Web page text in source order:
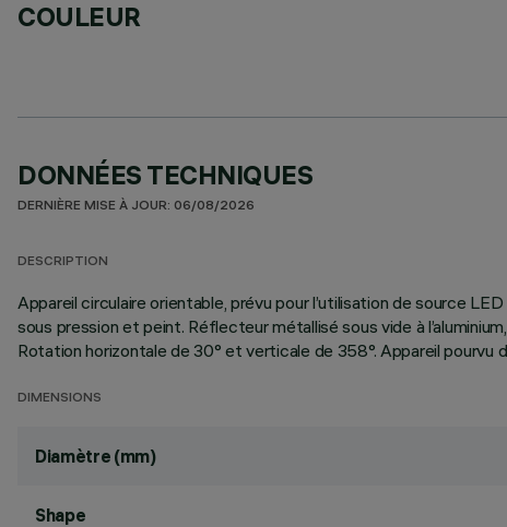
COULEUR
DONNÉES TECHNIQUES
DERNIÈRE MISE À JOUR: 06/08/2026
DESCRIPTION
Appareil circulaire orientable, prévu pour l’utilisation de source
sous pression et peint. Réflecteur métallisé sous vide à
Rotation horizontale de 30° et verticale de 358°. Appareil pourvu
DIMENSIONS
Diamètre (mm)
Shape